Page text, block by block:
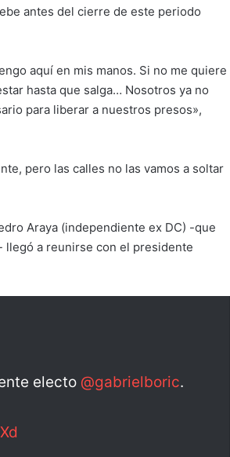
antes del cierre de este periodo
aquí en mis manos. Si no me quiere
hasta que salga… Nosotros ya no
para liberar a nuestros presos»,
pero las calles no las vamos a soltar
Araya (independiente ex DC) -que
a reunirse con el presidente
electo @gabrielboric.